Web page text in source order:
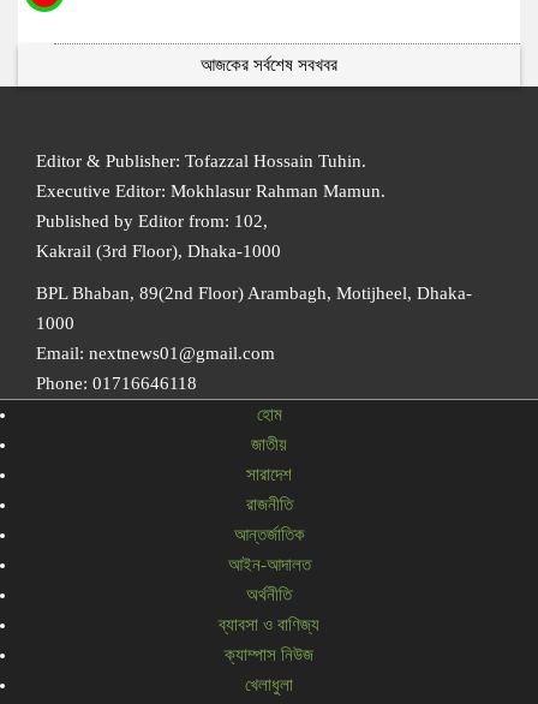
আজকের সর্বশেষ সবখবর
Editor & Publisher: Tofazzal Hossain Tuhin.
Executive Editor: Mokhlasur Rahman Mamun.
Published by Editor from: 102,
Kakrail (3rd Floor), Dhaka-1000
BPL Bhaban, 89(2nd Floor) Arambagh, Motijheel, Dhaka-
1000
Email: nextnews01@gmail.com
Phone: 01716646118
হোম
জাতীয়
সারাদেশ
রাজনীতি
আন্তর্জাতিক
আইন-আদালত
অর্থনীতি
ব্যাবসা ও বাণিজ্য
ক্যাম্পাস নিউজ
খেলাধুলা